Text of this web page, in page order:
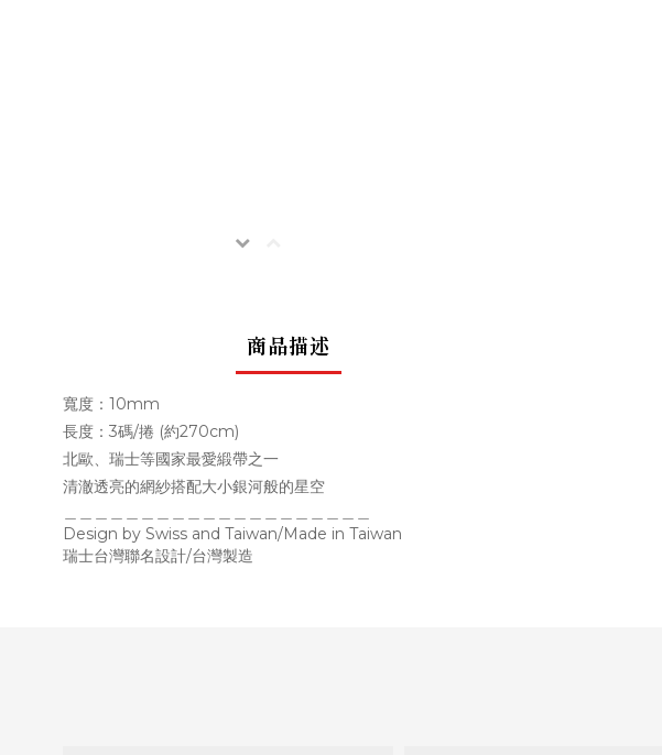
商品描述
寬度：10mm
長度：3碼/捲 (約270cm)
北歐、瑞士等國家最愛緞帶之一
清澈透亮的網紗搭配大小銀河般的星空
Design by Swiss and Taiwan/Made in Taiwan
瑞士台灣聯名設計/台灣製造